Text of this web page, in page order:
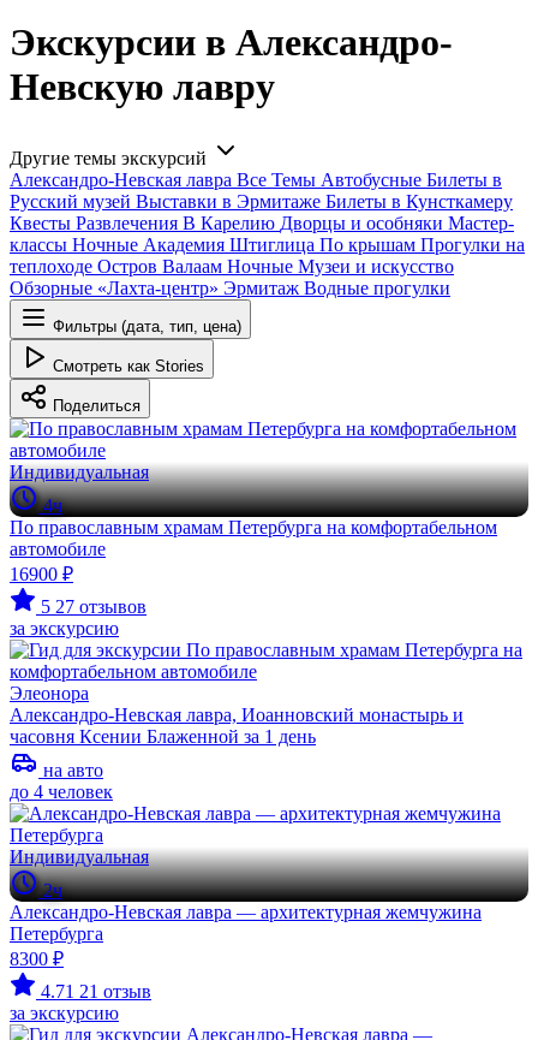
Экскурсии в Александро-
Невскую лавру
Другие темы экскурсий
Александро-Невская лавра Все Темы Автобусные Билеты в
Русский музей Выставки в Эрмитаже Билеты в Кунсткамеру
Квесты Развлечения В Карелию Дворцы и особняки Мастер-
классы Ночные Академия Штиглица По крышам Прогулки на
теплоходе Остров Валаам Ночные Музеи и искусство
Обзорные «Лахта-центр» Эрмитаж Водные прогулки
Фильтры (дата, тип, цена)
Смотреть как Stories
Поделиться
Индивидуальная
4ч
По православным храмам Петербурга на комфортабельном
автомобиле
16900 ₽
5 27 отзывов
за экскурсию
Элеонора
Александро-Невская лавра, Иоанновский монастырь и
часовня Ксении Блаженной за 1 день
на авто
до 4 человек
Индивидуальная
2ч
Александро-Невская лавра — архитектурная жемчужина
Петербурга
8300 ₽
4.71 21 отзыв
за экскурсию